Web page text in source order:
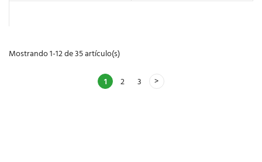
Mostrando 1-12 de 35 artículo(s)
1 2 3